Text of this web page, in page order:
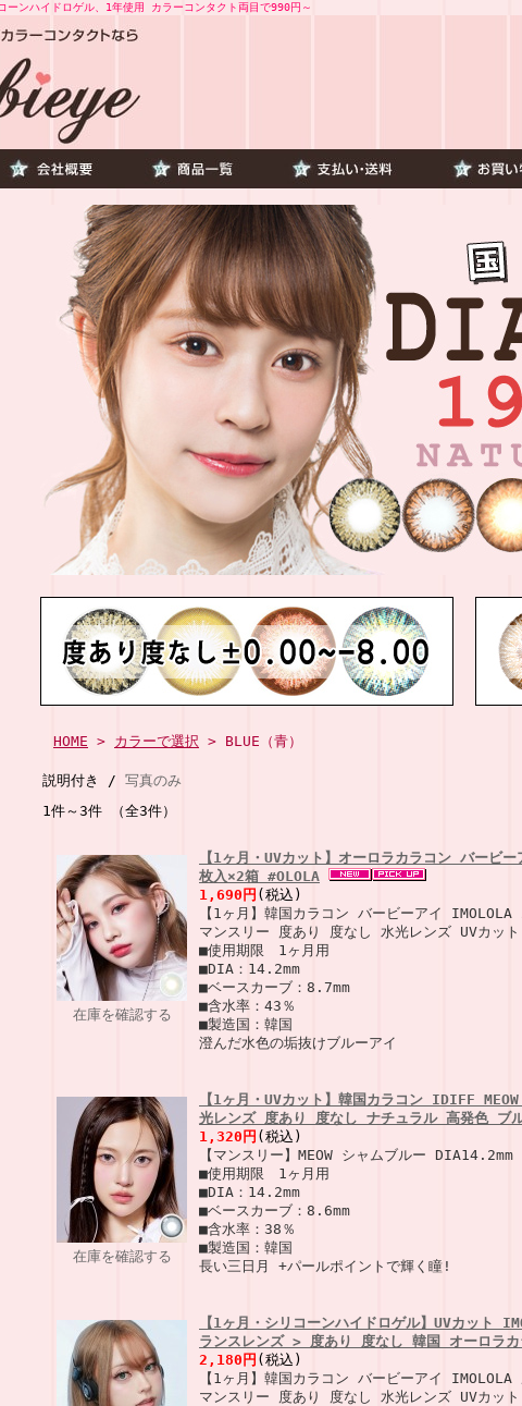
ンハイドロゲル、1年使用 カラーコンタクト両目で990円～
HOME > カラーで選択 > BLUE（青）
説明付き / 写真のみ
1件～3件 （全3件）
在庫を確認する
【1ヶ月・UVカット】オーロラカラコン バー
枚入×2箱 #OLOLA
1,690円 (税込)
【1ヶ月】韓国カラコン バービーアイ
マンスリー 度あり 度なし 水光レンズ UVカッ
■使用期限 1ヶ月用
■DIA：14.2mm
■ベースカーブ：8.7mm
■含水率：43％
■製造国：韓国
澄んだ水色の垢抜けブルーアイ
在庫を確認する
【1ヶ月・UVカット】韓国カラコン IDIFF
光レンズ 度あり 度なし ナチュラル 高発色 ブ
1,320円 (税込)
【マンスリー】MEOW シャムブルー
■使用期限 1ヶ月用
■DIA：14.2mm
■ベースカーブ：8.6mm
■含水率：38％
■製造国：韓国
長い三日月 +パールポイントで輝く瞳!
【1ヶ月・シリコーンハイドロゲル】UVカッ
ランスレンズ > 度あり 度なし 韓国 オーロラ
2,180円 (税込)
【1ヶ月】韓国カラコン バービーアイ
マンスリー 度あり 度なし 水光レンズ UVカッ